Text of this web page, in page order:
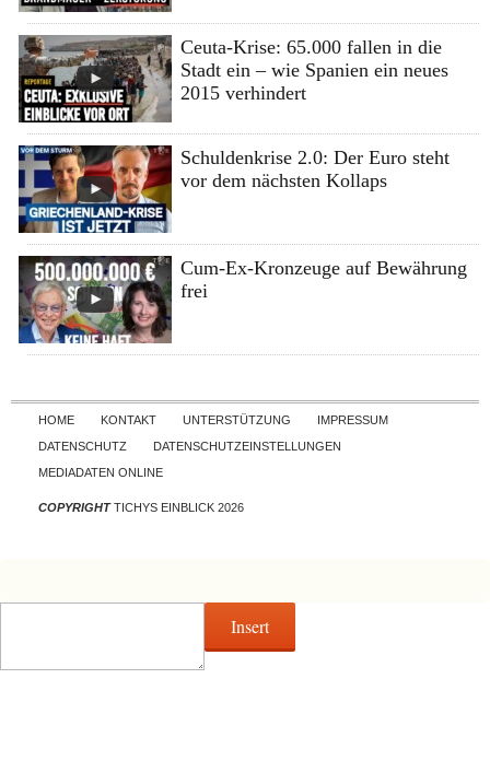
Ceuta-Krise: 65.000 fallen in die
Stadt ein – wie Spanien ein neues
2015 verhindert
Schuldenkrise 2.0: Der Euro steht
vor dem nächsten Kollaps
Cum-Ex-Kronzeuge auf Bewährung
frei
Skip to content
HOME KONTAKT UNTERSTÜTZUNG
IMPRESSUM
DATENSCHUTZ
DATENSCHUTZEINSTELLUNGEN
MEDIADATEN ONLINE
COPYRIGHTTICHYS EINBLICK 2026
Insert